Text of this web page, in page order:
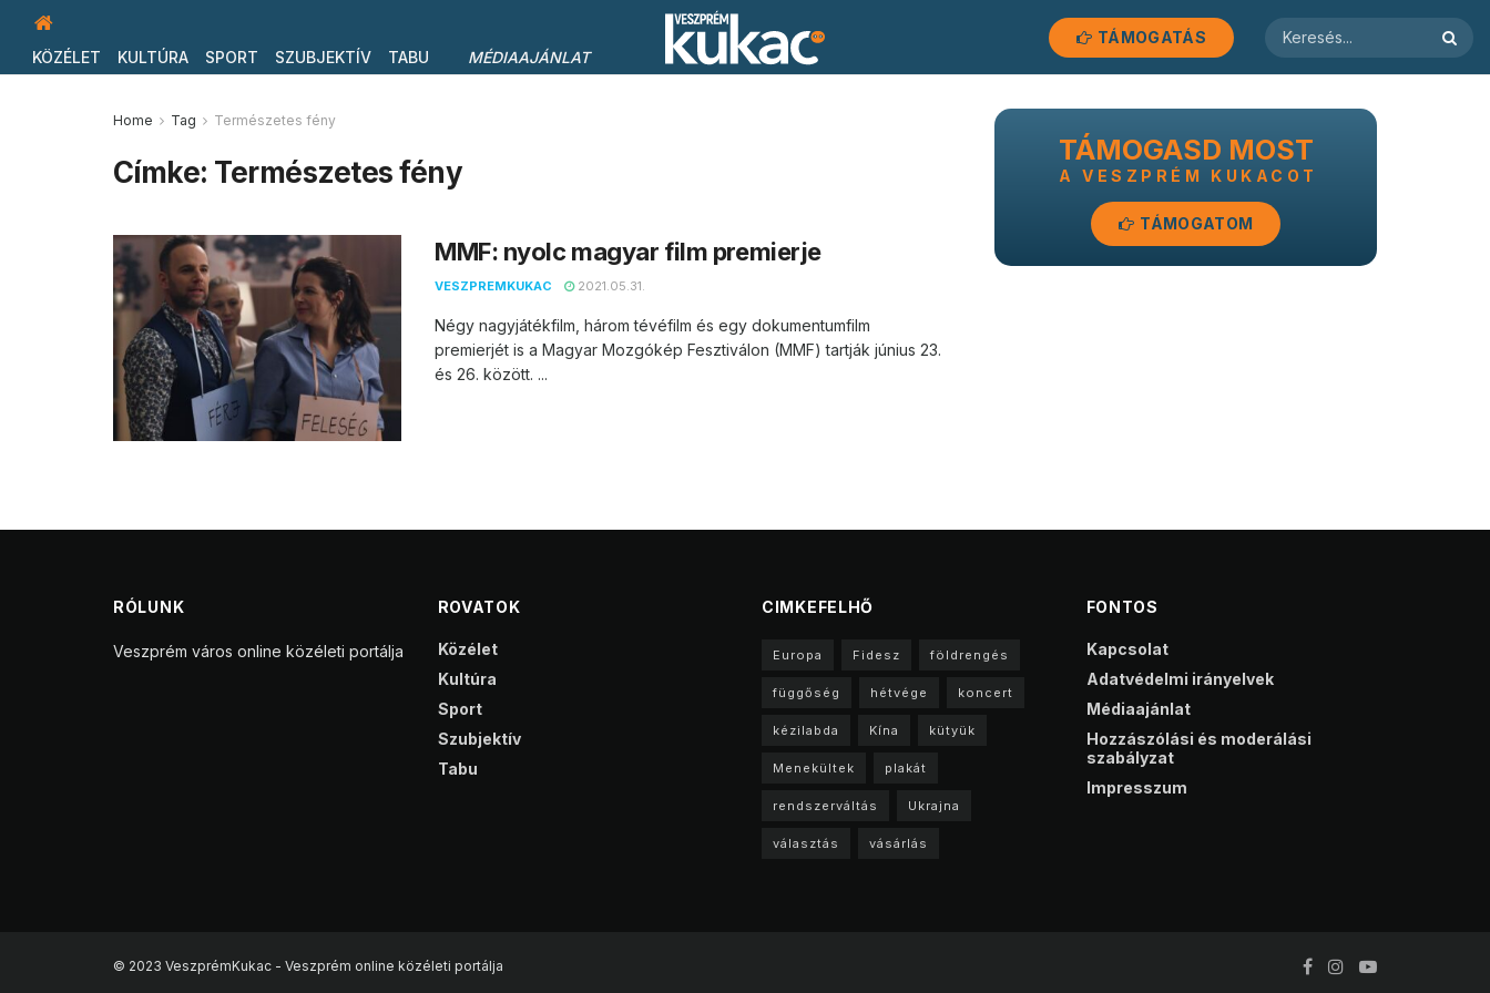
KÖZÉLET KULTÚRA SPORT SZUBJEKTÍV TABU MÉDIAAJÁNLAT
TÁMOGATÁS
Home Tag Természetes fény
Címke: Természetes fény
MMF: nyolc magyar film premierje
VESZPREMKUKAC 2021.05.31.
Négy nagyjátékfilm, három tévéfilm és egy dokumentumfilm
premierjét is a Magyar Mozgókép Fesztiválon (MMF) tartják június 23.
és 26. között. ...
TÁMOGASD MOST
A VESZPRÉM KUKACOT
TÁMOGATOM
RÓLUNK
Veszprém város online közéleti portálja
ROVATOK
Közélet
Kultúra
Sport
Szubjektív
Tabu
CIMKEFELHŐ
Europa Fidesz földrengés
függőség hétvége koncert
kézilabda Kína kütyük
Menekültek plakát
rendszerváltás Ukrajna
választás vásárlás
FONTOS
Kapcsolat
Adatvédelmi irányelvek
Médiaajánlat
Hozzászólási és moderálási
szabályzat
Impresszum
© 2023 VeszprémKukac - Veszprém online közéleti portálja